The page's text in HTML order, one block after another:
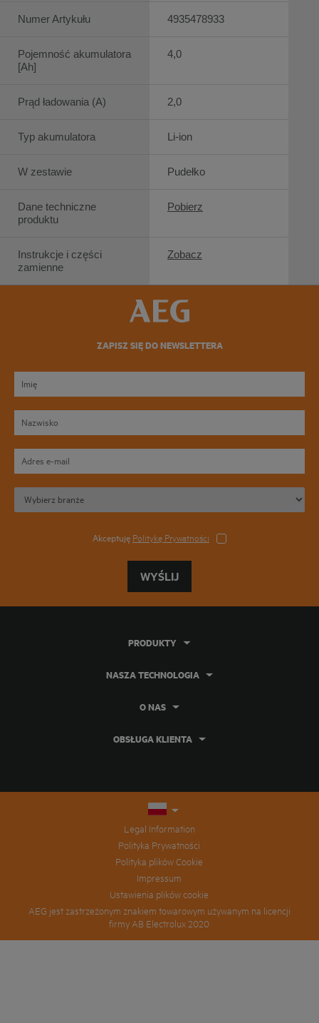
Numer Artykułu
Pojemność akumulatora
[Ah]
Prąd ładowania (A)
Typ akumulatora
W zestawie
Dane techniczne
produktu
Instrukcje i części
zamienne
4935478933
4,0
2,0
Li-ion
Pudełko
Pobierz
Zobacz
ZAPISZ SIĘ DO NEWSLETTERA
Akceptuję Politykę Prywatności
WYŚLIJ
PRODUKTY
NASZA TECHNOLOGIA
O NAS
OBSŁUGA KLIENTA
Legal Information
Polityka Prywatności
Polityka plików Cookie
Impressum
Ustawienia plików cookie
AEG jest zastrzeżonym znakiem towarowym używanym na licencji
firmy AB Electrolux 2020